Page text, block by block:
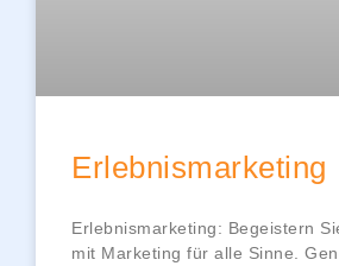
Erlebnismarketing
Erlebnismarketing: Begeistern
mit Marketing für alle Sinne.